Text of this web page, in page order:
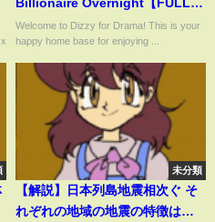
Billionaire Overnight【FULL】
Her Family lives like Royalty
now#cdrama #reborn
Welcome to Dizzy for Drama! This is your
happy home base for enjoying ...
未分類
【解説】日本列島地震相次ぐ そ
れぞれの地域の地震の特徴は